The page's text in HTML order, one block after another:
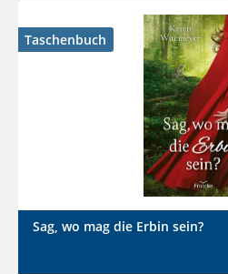
Taschenbuch
Sag, wo mag die Erbin sein?